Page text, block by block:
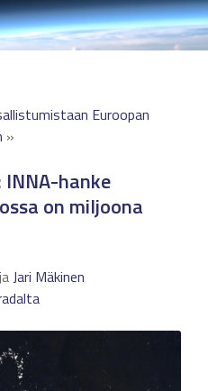
Euroopan
»
INNA-hanke
on miljoona
Jari Mäkinen